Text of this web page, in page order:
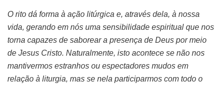
O rito dá forma à ação litúrgica e, através dela, à nossa
vida, gerando em nós uma sensibilidade espiritual que nos
torna capazes de saborear a presença de Deus por meio
de Jesus Cristo. Naturalmente, isto acontece se não nos
mantivermos estranhos ou espectadores mudos em
relação à liturgia, mas se nela participarmos com todo o